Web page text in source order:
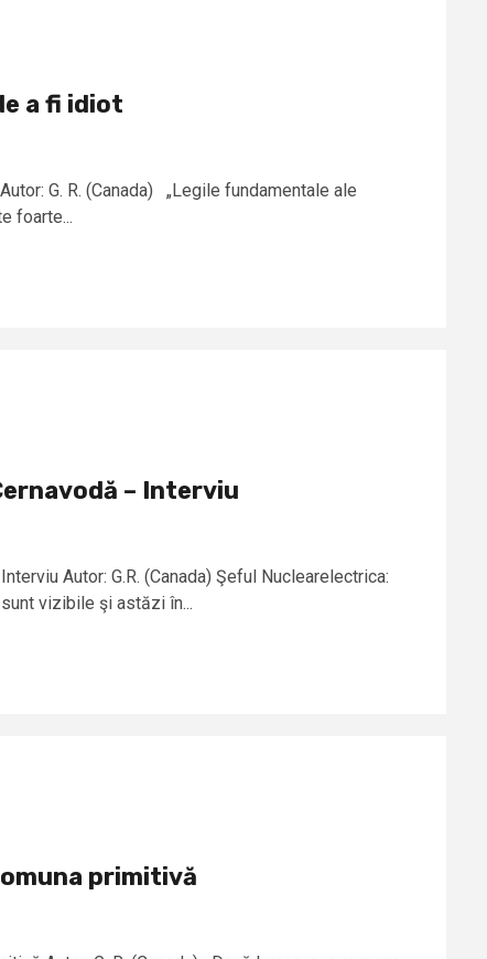
a fi idiot
G. R. (Canada) „Legile fundamentale ale
foarte...
– Interviu
Autor: G.R. (Canada) Şeful Nuclearelectrica:
vizibile şi astăzi în...
primitivă